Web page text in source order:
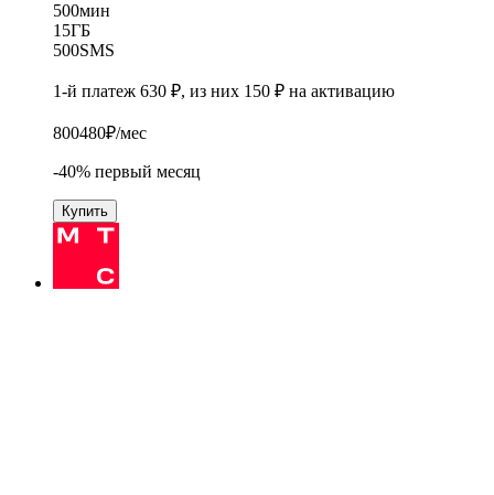
500мин
15ГБ
500SMS
1-й платеж 630 ₽, из них 150 ₽ на активацию
800480₽/мес
-40% первый месяц
Купить